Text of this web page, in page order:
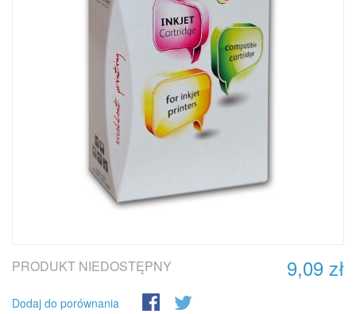
9,09 zł
PRODUKT NIEDOSTĘPNY
Dodaj do porównania